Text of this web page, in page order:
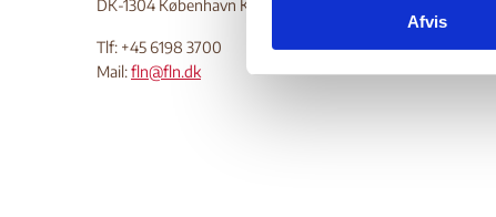
v
Afvis
DK-1304 København K
Tlf: +45 6198 3700
Mail:fln@fln.dk